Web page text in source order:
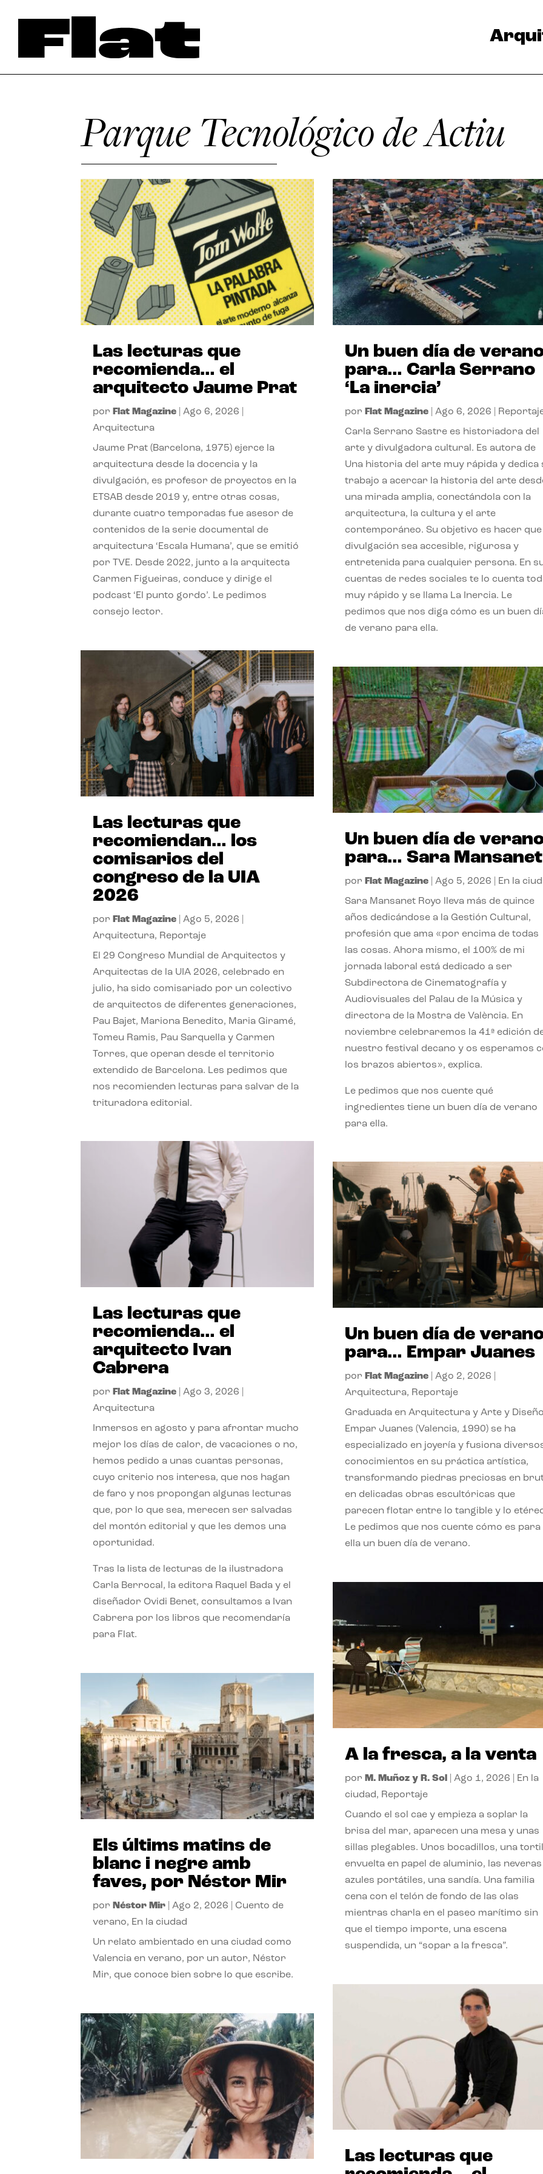
Parque Tecnológico de Actiu
Las lecturas que
recomienda… el
arquitecto Jaume Prat
por Flat Magazine |Ago 6, 2026
Arquitectura
Jaume Prat (Barcelona, 1975) ejerce la
arquitectura desde la docencia y la
divulgación, es profesor de proyectos en la
ETSAB desde 2019 y, entre otras cosas,
durante cuatro temporadas fue asesor de
contenidos de la serie documental de
arquitectura ‘Escala Humana’, que se emitió
por TVE. Desde 2022, junto a la arquitecta
Carmen Figueiras, conduce y dirige el
podcast ‘El punto gordo’. Le pedimos
consejo lector.
Las lecturas que
recomiendan… los
comisarios del
congreso de la UIA
2026
por Flat Magazine |Ago 5, 2026
Arquitectura, Reportaje
El 29 Congreso Mundial de Arquitectos y
Arquitectas de la UIA 2026, celebrado en
julio, ha sido comisariado por un colectivo
de arquitectos de diferentes generaciones,
Pau Bajet, Mariona Benedito, Maria Giramé,
Tomeu Ramis, Pau Sarquella y Carmen
Torres, que operan desde el territorio
extendido de Barcelona. Les pedimos que
nos recomienden lecturas para salvar de la
trituradora editorial.
Las lecturas que
recomienda… el
arquitecto Ivan
Cabrera
por Flat Magazine |Ago 3, 2026
Arquitectura
Inmersos en agosto y para afrontar mucho
mejor los días de calor, de vacaciones o no,
hemos pedido a unas cuantas personas,
cuyo criterio nos interesa, que nos hagan
de faro y nos propongan algunas lecturas
que, por lo que sea, merecen ser salvadas
del montón editorial y que les demos una
oportunidad.
Tras la lista de lecturas de la ilustradora
Carla Berrocal, la editora Raquel Bada y el
diseñador Ovidi Benet, consultamos a Ivan
Cabrera por los libros que recomendaría
para Flat.
Els últims matins de
blanc i negre amb
faves, por Néstor Mir
por Néstor Mir |Ago 2, 2026 |Cuento de
verano, En la ciudad
Un relato ambientado en una ciudad como
Valencia en verano, por un autor, Néstor
Mir, que conoce bien sobre lo que escribe.
Un buen día de
para… Carla Serrano
‘La inercia’
por Flat Magazine| Ago 6, 2026
Carla Serrano Sastre es historiadora del
arte y divulgadora cultural. Es autora de
Una historia del arte muy rápida y dedica
trabajo a acercar la historia del arte
una mirada amplia, conectándola con la
arquitectura, la cultura y el arte
contemporáneo. Su objetivo es hacer que
divulgación sea accesible, rigurosa y
entretenida para cualquier persona. En
cuentas de redes sociales te lo cuenta
muy rápido y se llama La Inercia. Le
pedimos que nos diga cómo es un buen
de verano para ella.
Un buen día de
para… Sara Mansanet
por Flat Magazine| Ago 5, 2026 En la
Sara Mansanet Royo lleva más de quince
años dedicándose a la Gestión Cultural,
profesión que ama «por encima de todas
las cosas. Ahora mismo, el 100% de mi
jornada laboral está dedicado a ser
Subdirectora de Cinematografía y
Audiovisuales del Palau de la Música y
directora de la Mostra de València. En
noviembre celebraremos la 41ª edición
nuestro festival decano y os esperamos
los brazos abiertos», explica.
Le pedimos que nos cuente qué
ingredientes tiene un buen día de verano
para ella.
Un buen día de
para… Empar Juanes
por Flat Magazine| Ago 2, 2026
Arquitectura, Reportaje
Graduada en Arquitectura y Arte y
Empar Juanes (Valencia, 1990) se ha
especializado en joyería y fusiona
conocimientos en su práctica artística,
transformando piedras preciosas en
en delicadas obras escultóricas que
parecen flotar entre lo tangible y lo
Le pedimos que nos cuente cómo es para
ella un buen día de verano.
A la fresca, a la venta
por M. Muñoz y R. Sol Ago 1, 2026
En la
ciudad, Reportaje
Cuando el sol cae y empieza a soplar la
brisa del mar, aparecen una mesa y unas
sillas plegables. Unos bocadillos, una
envuelta en papel de aluminio, las neveras
azules portátiles, una sandía. Una familia
cena con el telón de fondo de las olas
mientras charla en el paseo marítimo sin
que el tiempo importe, una escena
suspendida, un “sopar a la fresca”.
Las lecturas que